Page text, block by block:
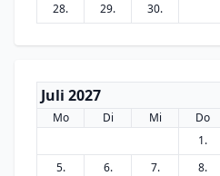
28.
29. 30.
Juli 2027
Mo Di Mi Do
1.
5.
6. 7. 8.